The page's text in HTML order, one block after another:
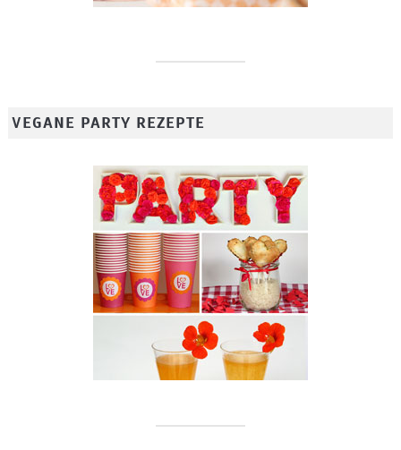
VEGANE PARTY REZEPTE